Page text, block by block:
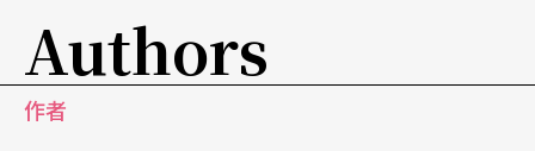
Authors
作者